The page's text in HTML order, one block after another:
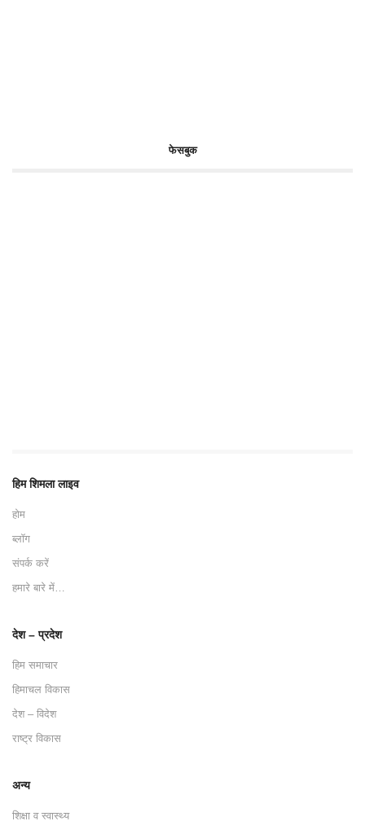
फेसबुक
हिम शिमला लाइव
होम
ब्लॉग
संपर्क करें
हमारे बारे में…
देश – प्रदेश
हिम समाचार
हिमाचल विकास
देश – विदेश
राष्ट्र विकास
अन्य
शिक्षा व स्वास्थ्य